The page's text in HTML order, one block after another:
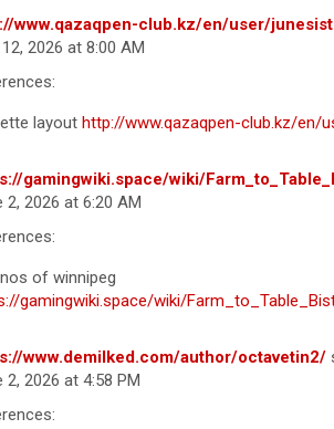
www.qazaqpen-club.kz/en/user/
2026 at 8:00 AM
layout http://www.qazaqpen-club.kz/en/
gamingwiki.space/wiki/
2, 2026 at 6:20 AM
of winnipeg
gamingwiki.space/wiki/
www.demilked.com/author/octavetin2/
2, 2026 at 4:58 PM